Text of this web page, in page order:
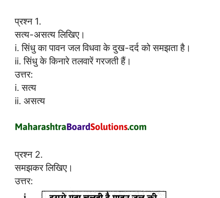
प्रश्न 1.
सत्य-असत्य लिखिए।
i. सिंधु का पावन जल विधवा के दुख-दर्द को समझता है।
ii. सिंधु के किनारे तलवारें गरजती हैं।
उत्तर:
i. सत्य
ii. असत्य
प्रश्न 2.
समझकर लिखिए।
उत्तर: